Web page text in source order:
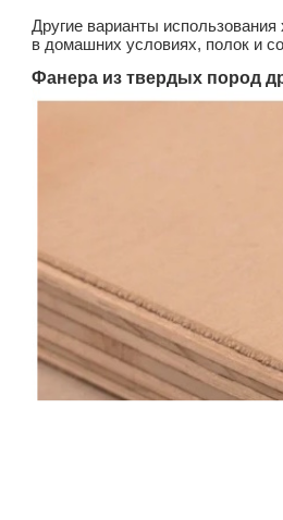
Другие варианты
в домашних условиях, полок и
Фанера из твердых пород